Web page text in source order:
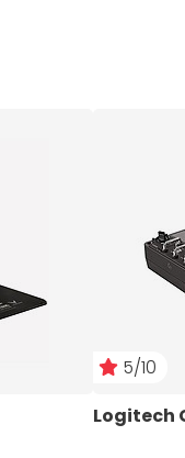
5/10
Logitech